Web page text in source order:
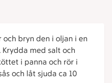
bryn den i oljan i en
med salt och
i panna och rör i
och låt sjuda ca 10